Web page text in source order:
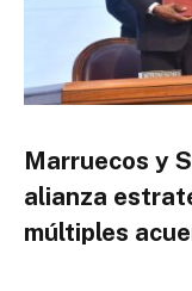
Marruecos y
alianza
múltiples